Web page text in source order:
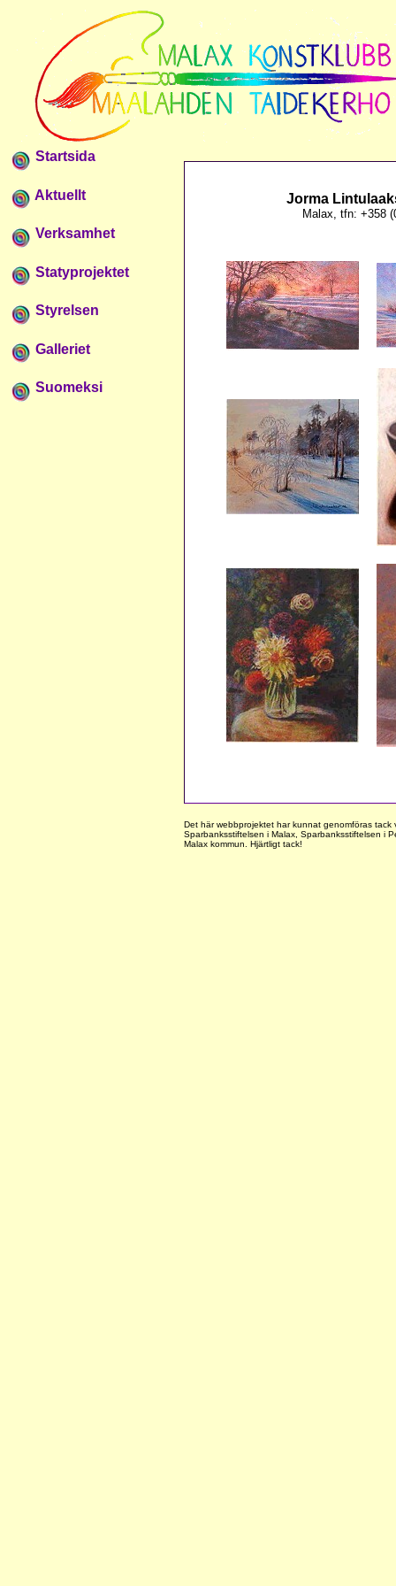
Startsida
Aktuellt
Verksamhet
Statyprojektet
Styrelsen
Galleriet
Suomeksi
Jorma
Malax, tfn: +358
Det här webbprojektet har kunnat genomföras
Sparbanksstiftelsen i Malax, Sparbanksstiftelsen i
Malax kommun. Hjärtligt tack!